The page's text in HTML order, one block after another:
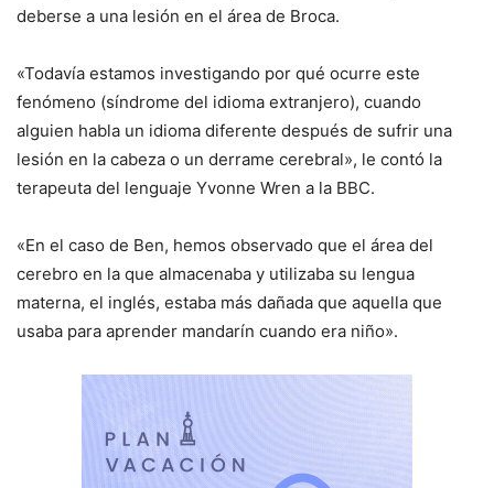
deberse a una lesión en el área de Broca.
«Todavía estamos investigando por qué ocurre este
fenómeno (síndrome del idioma extranjero), cuando
alguien habla un idioma diferente después de sufrir una
lesión en la cabeza o un derrame cerebral», le contó la
terapeuta del lenguaje Yvonne Wren a la BBC.
«En el caso de Ben, hemos observado que el área del
cerebro en la que almacenaba y utilizaba su lengua
materna, el inglés, estaba más dañada que aquella que
usaba para aprender mandarín cuando era niño».